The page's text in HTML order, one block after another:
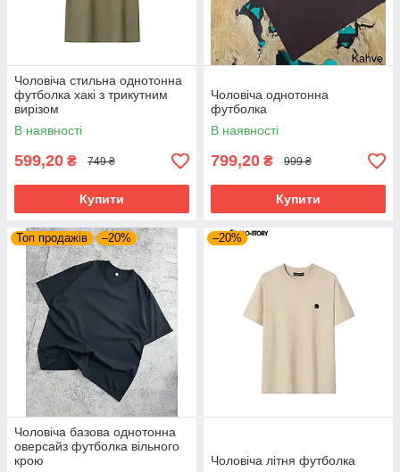
Чоловіча стильна однотонна
футболка хакі з трикутним
вирізом
В наявності
599,20 ₴ 749 ₴
Купити
Чоловіча однотонна
футболка
В наявності
799,20 ₴ 999 ₴
Купити
Топ продажів –20%
Чоловіча базова однотонна
оверсайз футболка вільного
крою
–20%
Чоловіча літня футболка